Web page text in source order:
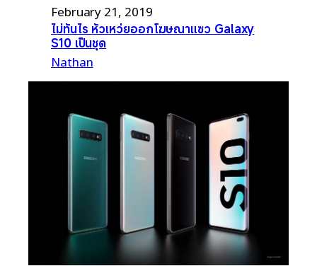
February 21, 2019
ไม่ทันไร หัวเหว่ยออกโฆษณาแซว Galaxy
S10 เป็นชุด
Nathan